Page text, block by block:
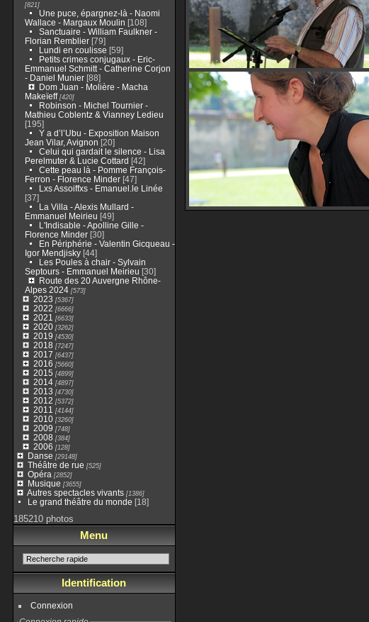
[821]
Une puce, épargnez-là - Naomi
Wallace - Margaux Moulin [108]
Sanctuaire - William Faulkner -
Florian Remblier[79]
Lundi en coulisse [59]
Petits crimes conjugaux - Eric-
Emmanuel Schmitt - Catherine Corjon
- Daniel Munier[88]
Dom Juan - Molière - Macha
Makeïeff[420]
Robinson - Michel Tournier -
Mathieu Coblentz & Vianney Ledieu
[195]
Y a d’l’Ubu - Exposition Maison
Jean Vilar, Avignon [20]
Celui qui gardait le silence - Lisa
Perelmuter & Lucie Cottard [42]
Cette peau là - Pomme François-
Ferron - Florence Minder[47]
Lxs Assoiffxs - Emanuel.le Linée
[37]
La Villa - Alexis Mullard -
Emmanuel Meirieu [49]
L'Indisable - Apolline Gille -
Florence Minder[30]
En Périphérie - Valentin Gicqueau -
Igor Mendjisky[44]
Les Poules à chair - Sylvain
Septours - Emmanuel Meirieu [30]
Route des 20 Auvergne Rhône-
Alpes 2024[573]
2023 [5367]
2022 [6666]
2021 [6633]
2020[3262]
2019 [4530]
2018 [7247]
2017 [6437]
2016 [5660]
2015 [4899]
2014[4897]
2013 [4730]
2012 [5372]
2011 [4144]
2010[3260]
2009 [748]
2008 [384]
2006 [128]
Danse [29148]
Théâtre de rue [525]
Opéra [2852]
Musique [3655]
Autres spectacles vivants[1386]
Le grand théâtre du monde [18]
185210 photos
Menu
Identification
Connexion